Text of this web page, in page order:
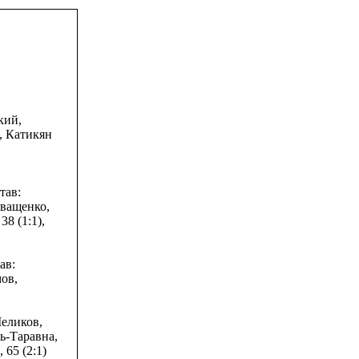
Катикян
(1:1),
Таравна,
65 (2:1)